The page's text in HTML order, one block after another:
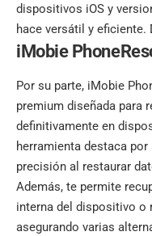
dispositivos iOS y
hace versátil y eficiente.
iMobie
Por su parte, iMobie
premium diseñada para
definitivamente en
herramienta destaca
precisión al restaurar
Además, te permite
interna del dispositivo o
asegurando varias